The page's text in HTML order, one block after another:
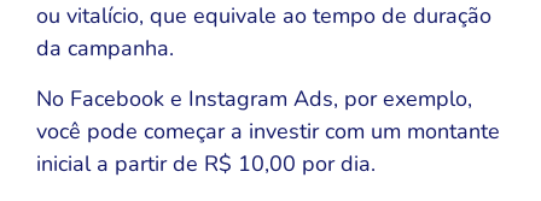
ou vitalício, que equivale ao tempo de duração
da campanha.
No Facebook e Instagram Ads, por exemplo,
você pode começar a investir com um montante
inicial a partir de R$ 10,00 por dia.